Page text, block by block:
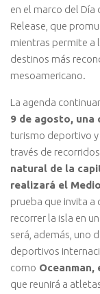
en el marco del Día
Release, que
mientras permite a
destinos más
mesoamericano.
La agenda
9 de agosto, una
turismo deportivo
través de
natural de la
realizará el
prueba que invita a
recorrer la isla en
será, además, uno
deportivos
como Oceanman,
que reunirá a